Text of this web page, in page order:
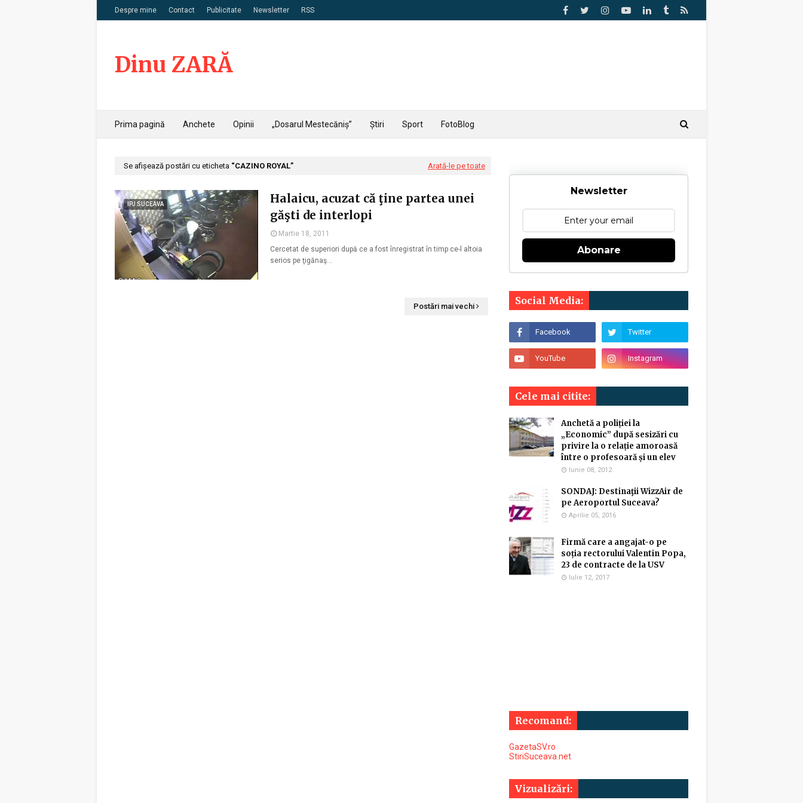
Despre mine Contact Publicitate Newsletter RSS
Dinu ZARĂ
Prima pagină Anchete Opinii „Dosarul Mestecăniș” Știri Sport FotoBlog
Se afișează postări cu eticheta CAZINO ROYAL Arată-le pe toate
IPJ SUCEAVA
Halaicu, acuzat că ţine partea unei
găşti de interlopi
Martie 18, 2011
Cercetat de superiori după ce a fost înregistrat în timp ce-l altoia
serios pe ţigănaş…
Postări mai vechi
Newsletter
Abonare
Social Media:
Cele mai citite:
Anchetă a poliției la
„Economic” după sesizări cu
privire la o relație amoroasă
între o profesoară și un elev
Iunie 08, 2012
SONDAJ: Destinaţii WizzAir de
pe Aeroportul Suceava?
Aprilie 05, 2016
Firmă care a angajat-o pe
soția rectorului Valentin Popa,
23 de contracte de la USV
Iulie 12, 2017
Recomand:
GazetaSV.ro
StiriSuceava.net
Vizualizări: